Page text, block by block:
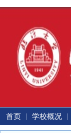
首页 学校概况